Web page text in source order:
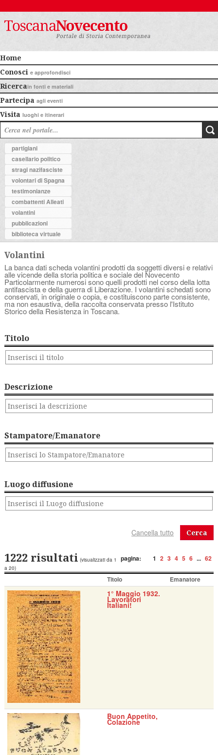
Home
Conosci e approfondisci
Ricercain fonti e materiali
Partecipa agli eventi
Visita luoghi e itinerari
partigiani
casellario politico
stragi nazifasciste
volontari di Spagna
testimonianze
combattenti Alleati
volantini
pubblicazioni
biblioteca virtuale
Volantini
La banca dati scheda volantini prodotti da soggetti diversi e relativi
alle vicende della storia politica e sociale del Novecento
Particolarmente numerosi sono quelli prodotti nel corso della lotta
antifascista e della guerra di Liberazione. I volantini schedati sono
conservati, in originale o copia, e costituiscono parte consistente,
ma non esaustiva, della raccolta conservata presso l'Istituto
Storico della Resistenza in Toscana.
Titolo
Descrizione
Stampatore/Emanatore
Luogo diffusione
Cerca
pagina: 1 2 3 4 5 6 ... 62
1222 risultati (visualizzati da 1
a 20)
Titolo Emanatore
1° Maggio 1932.
Lavoratori
Italiani!
Buon Appetito,
Colazione